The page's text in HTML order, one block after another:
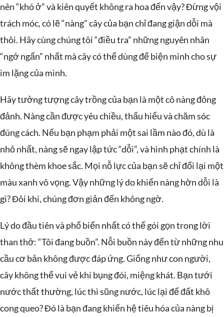
nên “khó ở” và kiên quyết không ra hoa đến vậy? Đừng vội
trách móc, có lẽ “nàng” cây của bạn chỉ đang giận dỗi mà
thôi. Hãy cùng chúng tôi “điều tra” những nguyên nhân
“ngớ ngẩn” nhất mà cây có thể dùng để biện minh cho sự
im lặng của mình.
Hãy tưởng tượng cây trồng của bạn là một cô nàng đỏng
đảnh. Nàng cần được yêu chiều, thấu hiểu và chăm sóc
đúng cách. Nếu bạn phạm phải một sai lầm nào đó, dù là
nhỏ nhất, nàng sẽ ngay lập tức “dỗi”, và hình phạt chính là
không thèm khoe sắc. Mọi nỗ lực của bạn sẽ chỉ đổi lại một
màu xanh vô vọng. Vậy những lý do khiến nàng hờn dỗi là
gì? Đôi khi, chúng đơn giản đến không ngờ.
Lý do đầu tiên và phổ biến nhất có thể gói gọn trong lời
than thở: “Tôi đang buồn”. Nỗi buồn này đến từ những nhu
cầu cơ bản không được đáp ứng. Giống như con người,
cây không thể vui vẻ khi bụng đói, miệng khát. Bạn tưới
nước thất thường, lúc thì sũng nước, lúc lại để đất khô
cong queo? Đó là bạn đang khiến hệ tiêu hóa của nàng bị